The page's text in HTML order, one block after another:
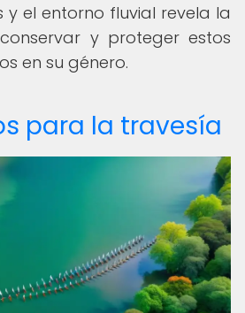
y el entorno fluvial revela la
y proteger estos
en su género.
para la travesía